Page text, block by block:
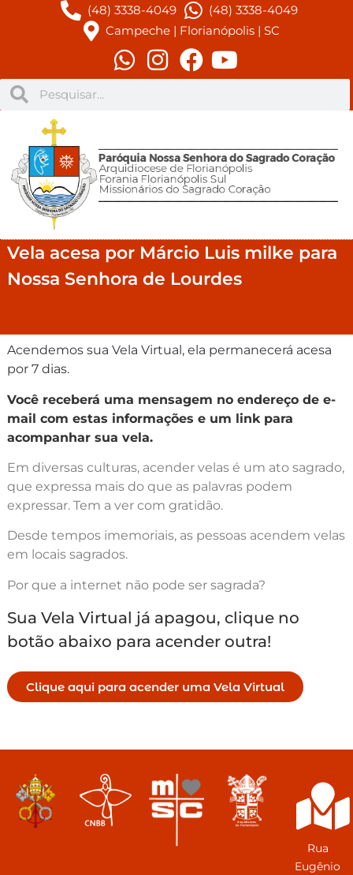
(48) 3338-4049
(48) 3338-4049
Campeche | Florianópolis | SC
Vela acesa por Márcio Luis milke para
Nossa Senhora de Lourdes
Acendemos sua Vela Virtual, ela permanecerá acesa
por 7 dias.
Você receberá uma mensagem no endereço de e-
mail com estas informações e um link para
acompanhar sua vela.
Em diversas culturas, acender velas é um ato sagrado,
que expressa mais do que as palavras podem
expressar. Tem a ver com gratidão.
Desde tempos imemoriais, as pessoas acendem velas
em locais sagrados.
Por que a internet não pode ser sagrada?
Sua Vela Virtual já apagou, clique no
botão abaixo para acender outra!
Clique aqui para acender uma Vela Virtual
Rua
Eugênio